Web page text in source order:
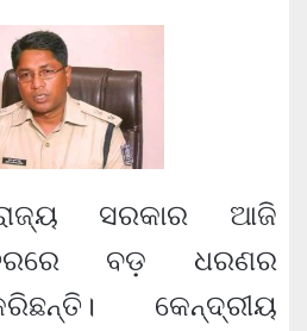
ସରକାର ଆଜି
ବଡ଼ ଧରଣର
କେନ୍ଦ୍ରୀୟ